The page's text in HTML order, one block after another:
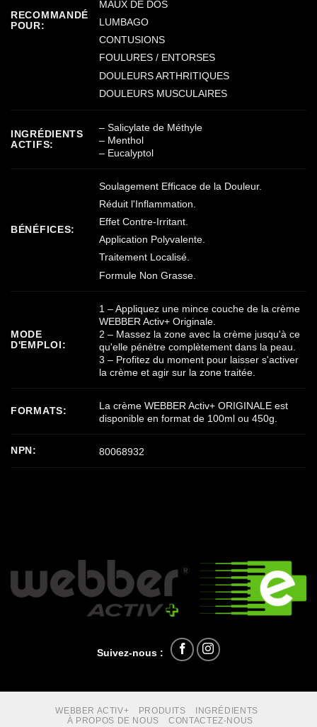
RECOMMANDÉ
POUR:
MAUX DE DOS
LUMBAGO
CONTUSIONS
FOULURES / ENTORSES
DOULEURS ARTHRITIQUES
DOULEURS MUSCULAIRES
INGRÉDIENTS
ACTIFS:
– Salicylate de Méthyle
– Menthol
– Eucalyptol
BÉNÉFICES:
Soulagement Efficace de la Douleur.
Réduit l'Inflammation.
Effet Contre-Irritant.
Application Polyvalente.
Traitement Localisé.
Formule Non Grasse.
MODE
D'EMPLOI:
1 – Appliquez une mince couche de la crème
WEBBER Activ+ Originale.
2 – Massez la zone avec la crème jusqu'à ce
qu'elle pénètre complètement dans la peau.
3 – Profitez du moment pour laisser s'activer
la crème et agir sur la zone traitée.
FORMATS:
La crème WEBBER Activ+ ORIGINALE est
disponible en format de 100ml ou 450g.
NPN: 80068932
Suivez-nous :
WEBBER ACTIV+ PRODUITS
INGRÉDIENTS
À PROPOS DE NOUS
CONTACTEZ-NOUS